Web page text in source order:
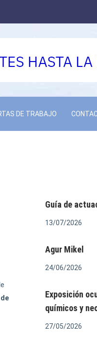
DE TRABAJO
Guía de
13/07/2026
Agur Mikel
24/06/2026
Exposición
químicos y
27/05/2026